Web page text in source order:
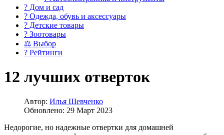
? Дом и сад
? Одежда, обувь и аксессуары
? Детские товары
? Зоотовары
⚖ Выбор
? Рейтинги
12 лучших отверток
Автор: Илья Шевченко
Обновлено: 29 Март 2023
Недорогие, но надежные отвертки для домашней